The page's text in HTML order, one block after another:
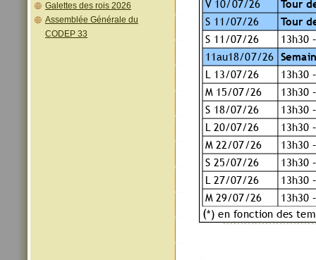
Galettes des rois 2026
Assemblée Générale du
CODEP 33